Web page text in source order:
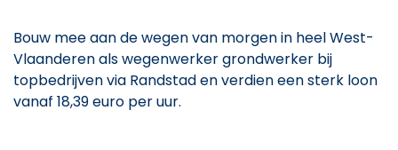
Bouw mee aan de wegen van morgen in heel West-
Vlaanderen als wegenwerker grondwerker bij
topbedrijven via Randstad en verdien een sterk loon
vanaf 18,39 euro per uur.